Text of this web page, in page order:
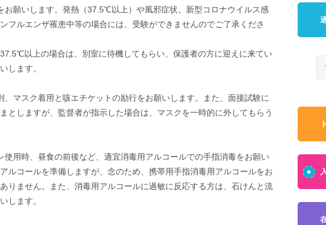
お願いします。発熱（37.5℃以上）や風邪症状、新型コロナウイルス感
フルエンザ罹患中等の場合には、受験ができませんのでご了承くださ
以上の場合は、別室に待機してもらい、保護者の方に迎えに来てい
します。
マスク着用と咳エチケットの励行をお願いします。また、面接試験に
としますが、監督者が指示した場合は、マスクを一時的に外してもらう
用時、昼食の前後など、適宜消毒用アルコールでの手指消毒をお願い
ルコールを準備しますが、念のため、携帯用手指消毒用アルコールをお
りません。また、消毒用アルコールに過敏に反応する方は、石けんと流
します。